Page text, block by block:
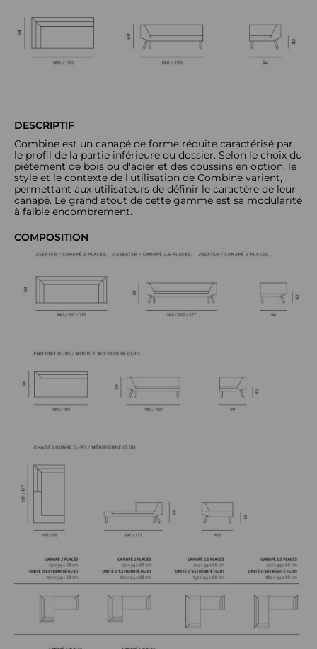
DESCRIPTIF
Combine est un canapé de forme réduite caractérisé par
le profil de la partie inférieure du dossier. Selon le choix du
piétement de bois ou d'acier et des coussins en option, le
style et le contexte de l'utilisation de Combine varient,
permettant aux utilisateurs de définir le caractère de leur
canapé. Le grand atout de cette gamme est sa modularité
à faible encombrement.
COMPOSITION